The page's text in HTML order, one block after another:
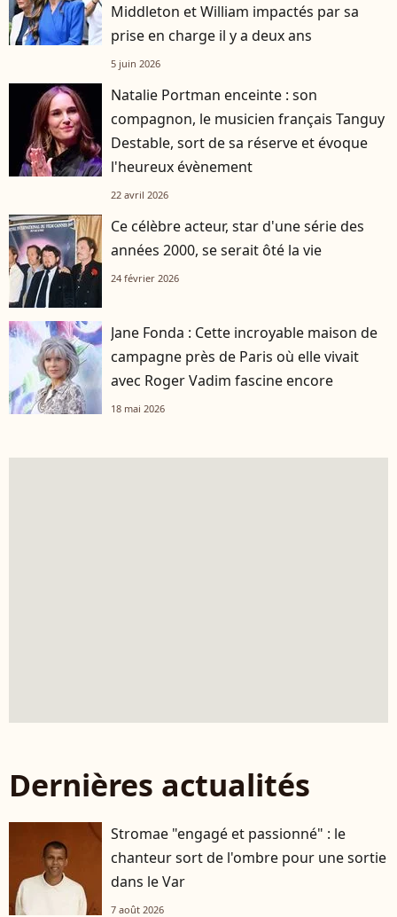
Middleton et William impactés par sa
prise en charge il y a deux ans
5 juin 2026
Natalie Portman enceinte : son
compagnon, le musicien français Tanguy
Destable, sort de sa réserve et évoque
l'heureux évènement
22 avril 2026
Ce célèbre acteur, star d'une série des
années 2000, se serait ôté la vie
24 février 2026
Jane Fonda : Cette incroyable maison de
campagne près de Paris où elle vivait
avec Roger Vadim fascine encore
18 mai 2026
Dernières actualités
Stromae "engagé et passionné" : le
chanteur sort de l'ombre pour une sortie
dans le Var
7 août 2026